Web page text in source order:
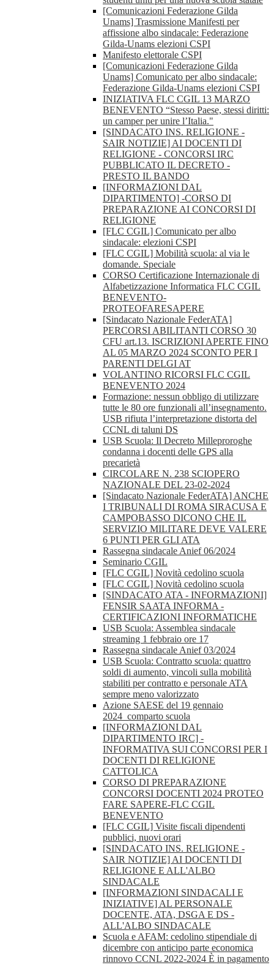
[Comunicazioni Federazione Gilda
Unams] Trasmissione Manifesti per
affissione albo sindacale: Federazione
Gilda-Unams elezioni CSPI
Manifesto elettorale CSPI
[Comunicazioni Federazione Gilda
Unams] Comunicato per albo sindacale:
Federazione Gilda-Unams elezioni CSPI
INIZIATIVA FLC CGIL 13 MARZO
BENEVENTO “Stesso Paese, stessi diritti:
un camper per unire l’Italia."
[SINDACATO INS. RELIGIONE -
SAIR NOTIZIE] AI DOCENTI DI
RELIGIONE - CONCORSI IRC
PUBBLICATO IL DECRETO -
PRESTO IL BANDO
[INFORMAZIONI DAL
DIPARTIMENTO] -CORSO DI
PREPARAZIONE AI CONCORSI DI
RELIGIONE
[FLC CGIL] Comunicato per albo
sindacale: elezioni CSPI
[FLC CGIL] Mobilità scuola: al via le
domande. Speciale
CORSO Certificazione Internazionale di
Alfabetizzazione Informatica FLC CGIL
BENEVENTO-
PROTEOFARESAPERE
[Sindacato Nazionale FederATA]
PERCORSI ABILITANTI CORSO 30
CFU art.13. ISCRIZIONI APERTE FINO
AL 05 MARZO 2024 SCONTO PER I
PARENTI DELGI AT
VOLANTINO RICORSI FLC CGIL
BENEVENTO 2024
Formazione: nessun obbligo di utilizzare
tutte le 80 ore funzionali all’insegnamento.
USB rifiuta l’interpretazione distorta del
CCNL di taluni DS
USB Scuola: Il Decreto Milleproroghe
condanna i docenti delle GPS alla
precarietà
CIRCOLARE N. 238 SCIOPERO
NAZIONALE DEL 23-02-2024
[Sindacato Nazionale FederATA] ANCHE
I TRIBUNALI DI ROMA SIRACUSA E
CAMPOBASSO DICONO CHE IL
SERVIZIO MILITARE DEVE VALERE
6 PUNTI PER GLI ATA
Rassegna sindacale Anief 06/2024
Seminario CGIL
[FLC CGIL] Novità cedolino scuola
[FLC CGIL] Novità cedolino scuola
[SINDACATO ATA - INFORMAZIONI]
FENSIR SAATA INFORMA -
CERTIFICAZIONI INFORMATICHE
USB Scuola: Assemblea sindacale
streaming 1 febbraio ore 17
Rassegna sindacale Anief 03/2024
USB Scuola: Contratto scuola: quattro
soldi di aumento, vincoli sulla mobilità
stabiliti per contratto e personale ATA
sempre meno valorizzato
Azione SAESE del 19 gennaio
2024_comparto scuola
[INFORMAZIONI DAL
DIPARTIMENTO IRC] -
INFORMATIVA SUI CONCORSI PER I
DOCENTI DI RELIGIONE
CATTOLICA
CORSO DI PREPARAZIONE
CONCORSI DOCENTI 2024 PROTEO
FARE SAPERE-FLC CGIL
BENEVENTO
[FLC CGIL] Visite fiscali dipendenti
pubblici, nuovi orari
[SINDACATO INS. RELIGIONE -
SAIR NOTIZIE] AI DOCENTI DI
RELIGIONE E ALL'ALBO
SINDACALE
[INFORMAZIONI SINDACALI E
INIZIATIVE] AL PERSONALE
DOCENTE, ATA, DSGA E DS -
ALL'ALBO SINDACALE
Scuola e AFAM: cedolino stipendiale di
dicembre con anticipo parte economica
rinnovo CCNL 2022-2024 È in pagamento